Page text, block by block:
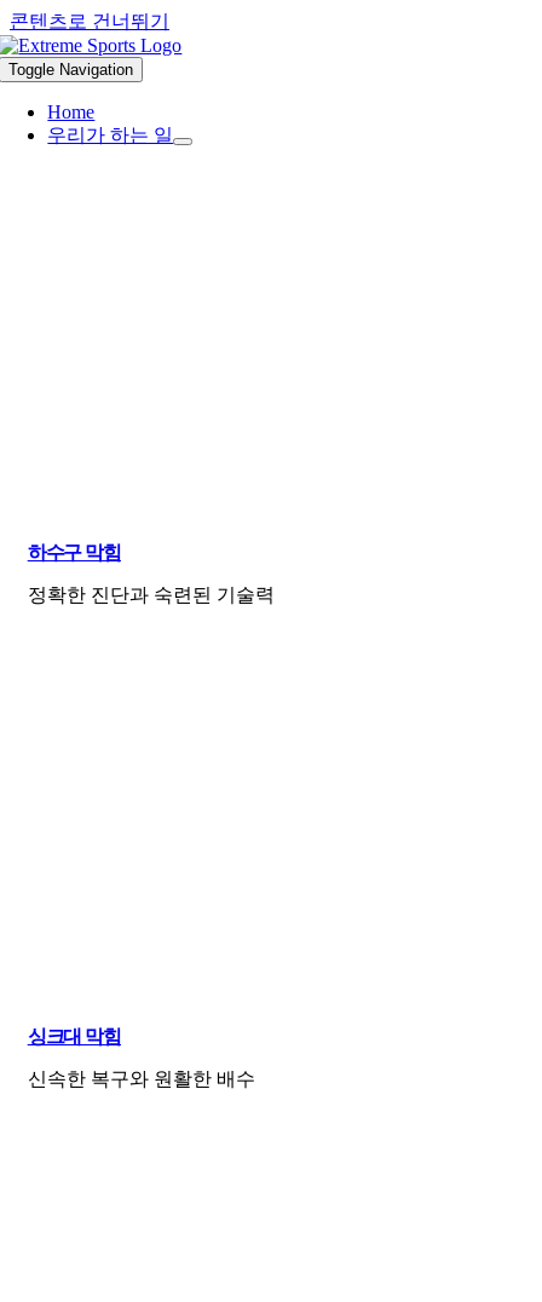
콘텐츠로 건너뛰기
Toggle Navigation
Home
우리가 하는 일
하수구 막힘
정확한 진단과 숙련된 기술력
싱크대 막힘
신속한 복구와 원활한 배수